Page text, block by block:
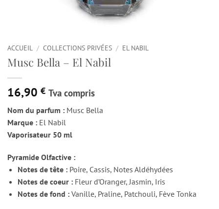
ACCUEIL / COLLECTIONS PRIVÉES / EL NABIL
Musc Bella – El Nabil
16,90 € Tva compris
Nom du parfum : Musc Bella
Marque : El Nabil
Vaporisateur 50 ml
Pyramide Olfactive :
Notes de tête : Poire, Cassis, Notes Aldéhydées
Notes de coeur :Fleur d’Oranger, Jasmin, Iris
Notes de fond :Vanille, Praline, Patchouli, Fève Tonka